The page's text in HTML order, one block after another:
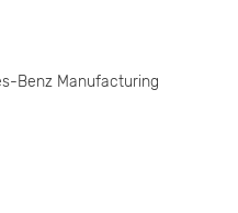
Benz Manufacturing